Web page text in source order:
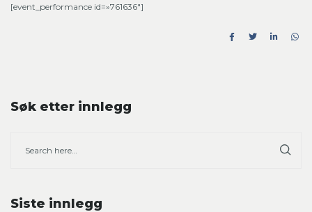
[event_performance id=»761636″]
Søk etter innlegg
Siste innlegg